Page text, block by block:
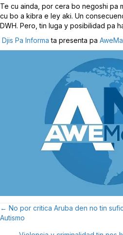
Te cu ainda, por cera bo negoshi pa
cu bo a kibra e ley aki. Un
DWH. Pero, tin luga y posibilidad pa
Djis Pa Informata presenta pa
Posts
Navigation
← No por critica Aruba den no tin
Autismo